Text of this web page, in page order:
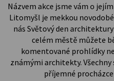
Názvem akce jsme vám o
Litomyšl je mekkou
nás Světový den
celém městě můžete
komentované prohlídky
známými architekty.
příjemné